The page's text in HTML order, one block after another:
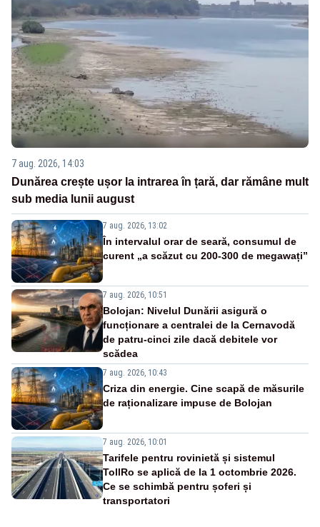
7 aug. 2026, 14:03
Dunărea crește ușor la intrarea în țară, dar rămâne mult
sub media lunii august
7 aug. 2026, 13:02
În intervalul orar de seară, consumul de
curent „a scăzut cu 200-300 de megawați”
7 aug. 2026, 10:51
Bolojan: Nivelul Dunării asigură o
funcționare a centralei de la Cernavodă
de patru-cinci zile dacă debitele vor
scădea
7 aug. 2026, 10:43
Criza din energie. Cine scapă de măsurile
de raționalizare impuse de Bolojan
7 aug. 2026, 10:01
Tarifele pentru rovinietă și sistemul
TollRo se aplică de la 1 octombrie 2026.
Ce se schimbă pentru șoferi și
transportatori